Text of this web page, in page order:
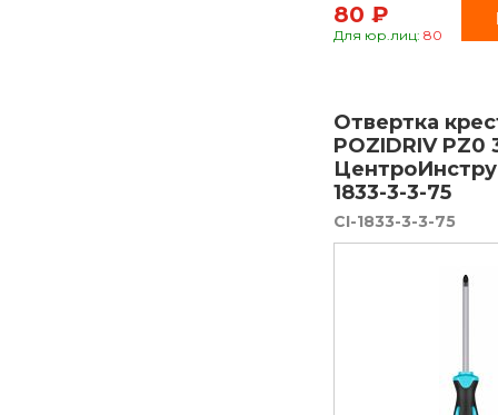
80 ₽
Для юр.лиц: 80
Отвертка
POZIDRIV PZ0
1833-3-3-75
CI-1833-3-3-75